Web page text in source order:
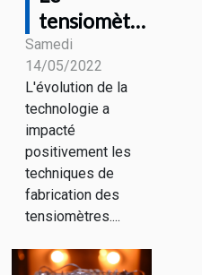
tensiomètre
connecté :
De quoi
s’agit-il ?
Samedi
14/05/2022
L'évolution de la
technologie a
impacté
positivement les
techniques de
fabrication des
tensiomètres....